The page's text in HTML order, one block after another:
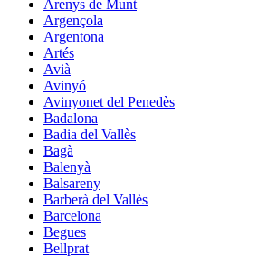
Arenys de Munt
Argençola
Argentona
Artés
Avià
Avinyó
Avinyonet del Penedès
Badalona
Badia del Vallès
Bagà
Balenyà
Balsareny
Barberà del Vallès
Barcelona
Begues
Bellprat